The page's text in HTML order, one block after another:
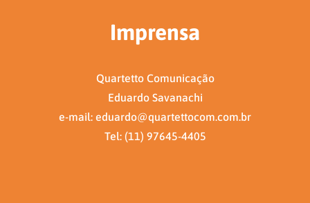
Imprensa
Quartetto Comunicação
Eduardo Savanachi
e-mail: eduardo@quartettocom.com.br
Tel: (11) 97645-4405